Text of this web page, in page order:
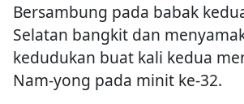
Bersambung pada babak
Selatan bangkit dan
kedudukan buat kali kedua
Nam-yong pada minit ke-32.